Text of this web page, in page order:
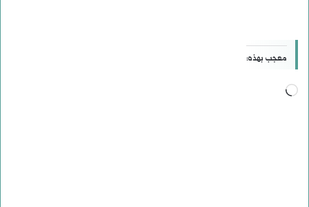
معجب بهذه:
جاري